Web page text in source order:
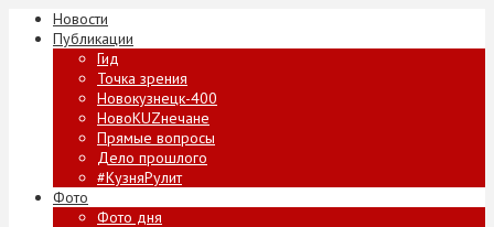
Новости
Публикации
Гид
Точка зрения
Новокузнецк-400
НовоKUZнечане
Прямые вопросы
Дело прошлого
#КузняРулит
Фото
Фото дня